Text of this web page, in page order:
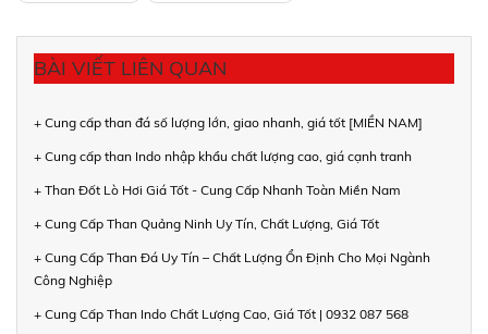
BÀI VIẾT LIÊN QUAN
+ Cung cấp than đá số lượng lớn, giao nhanh, giá tốt [MIỀN NAM]
+ Cung cấp than Indo nhập khẩu chất lượng cao, giá cạnh tranh
+ Than Đốt Lò Hơi Giá Tốt - Cung Cấp Nhanh Toàn Miền Nam
+ Cung Cấp Than Quảng Ninh Uy Tín, Chất Lượng, Giá Tốt
+ Cung Cấp Than Đá Uy Tín – Chất Lượng Ổn Định Cho Mọi Ngành
Công Nghiệp
+ Cung Cấp Than Indo Chất Lượng Cao, Giá Tốt | 0932 087 568